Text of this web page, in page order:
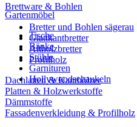
Gartenmöbel
Tische
Bänke
Stühle
Garnituren
Hollywoodschaukeln
Brettware & Bohlen
Bretter und Bohlen sägerau
Glattkantbretter
Altholzbretter
Profilholz
Dachlatten & Kanthölzer
Platten & Holzwerkstoffe
Dämmstoffe
Fassadenverkleidung & Profilholz